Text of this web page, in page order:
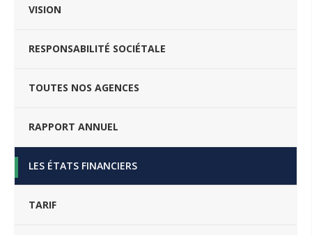
VISION
RESPONSABILITÉ SOCIÉTALE
TOUTES NOS AGENCES
RAPPORT ANNUEL
LES ÉTATS FINANCIERS
TARIF